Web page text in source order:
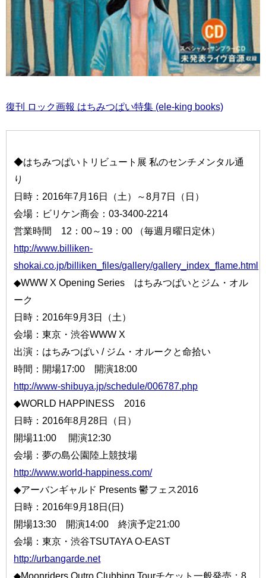
復刊 ロック画報 はちみつぱい特集 (ele-king books)
◆はちみつぱいトリビュート展 私のセンチメンタル通
り
日時：2016年7月16日（土）～8月7日（日）
会場：ビリケン商会：03-3400-2214
営業時間 12：00～19：00 （毎週月曜日定休）
http://www.billiken-
shokai.co.jp/billiken_files/gallery/gallery_index_flame.html
◆WWW X Opening Series はちみつぱいとジム・オル
ーク
日時：2016年9月3日（土）
会場：東京・渋谷WWW X
出演：はちみつぱい / ジム・オルークと命拾い
時間：開場17:00 開演18:00
http://www-shibuya.jp/schedule/006787.php
◆WORLD HAPPINESS 2016
日時：2016年8月28日（日）
開場11:00 開演12:30
会場：夢の島公園陸上競技場
http://www.world-happiness.com/
◆アーバンギャルド Presents 鬱フェス2016
日時：2016年9月18日(日)
開場13:30 開演14:00 終演予定21:00
会場：東京・渋谷TSUTAYA O-EAST
http://urbangarde.net
◆Moonriders Outro Clubbing Tourチケット一般発売：8